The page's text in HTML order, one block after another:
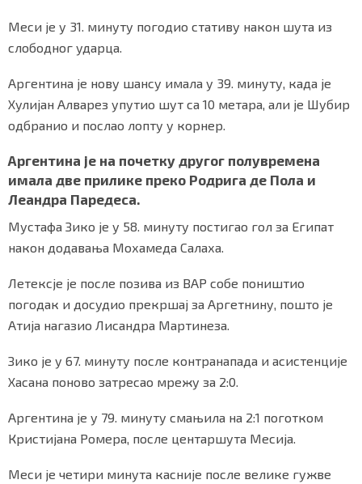
Меси је у 31. минуту погодио стативу након шута из
слободног ударца.
Аргентина је нову шансу имала у 39. минуту, када је
Хулијан Алварез упутио шут са 10 метара, али је Шубир
одбранио и послао лопту у корнер.
Аргентина је на почетку другог полувремена
имала две прилике преко Родрига де Пола и
Леандра Паредеса.
Мустафа Зико је у 58. минуту постигао гол за Египат
након додавања Мохамеда Салаха.
Летексје је после позива из ВАР собе поништио
погодак и досудио прекршај за Аргетнину, пошто је
Атија нагазио Лисандра Мартинеза.
Зико је у 67. минуту после контранапада и асистенције
Хасана поново затресао мрежу за 2:0.
Аргентина је у 79. минуту смањила на 2:1 поготком
Кристијана Ромера, после центаршута Месија.
Меси је четири минута касније после велике гужве